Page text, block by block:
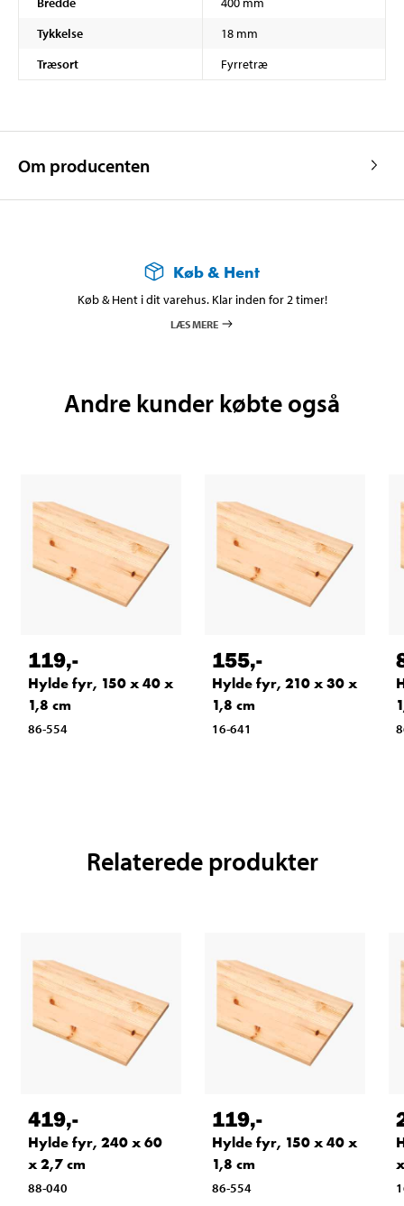
Tykkelse
18 mm
Træsort
Fyrretræ
Om producenten
Køb & Hent
Køb & Hent i dit varehus. Klar inden for 2 timer!
LÆS MERE
Andre kunder købte også
119,-
Hylde fyr, 150 x 40 x
1,8 cm
86-554
155,-
Hylde fyr, 210 x 30 x
1,8 cm
16-641
Relaterede produkter
419,-
Hylde fyr, 240 x 60
x 2,7 cm
88-040
119,-
Hylde fyr, 150 x 40 x
1,8 cm
86-554